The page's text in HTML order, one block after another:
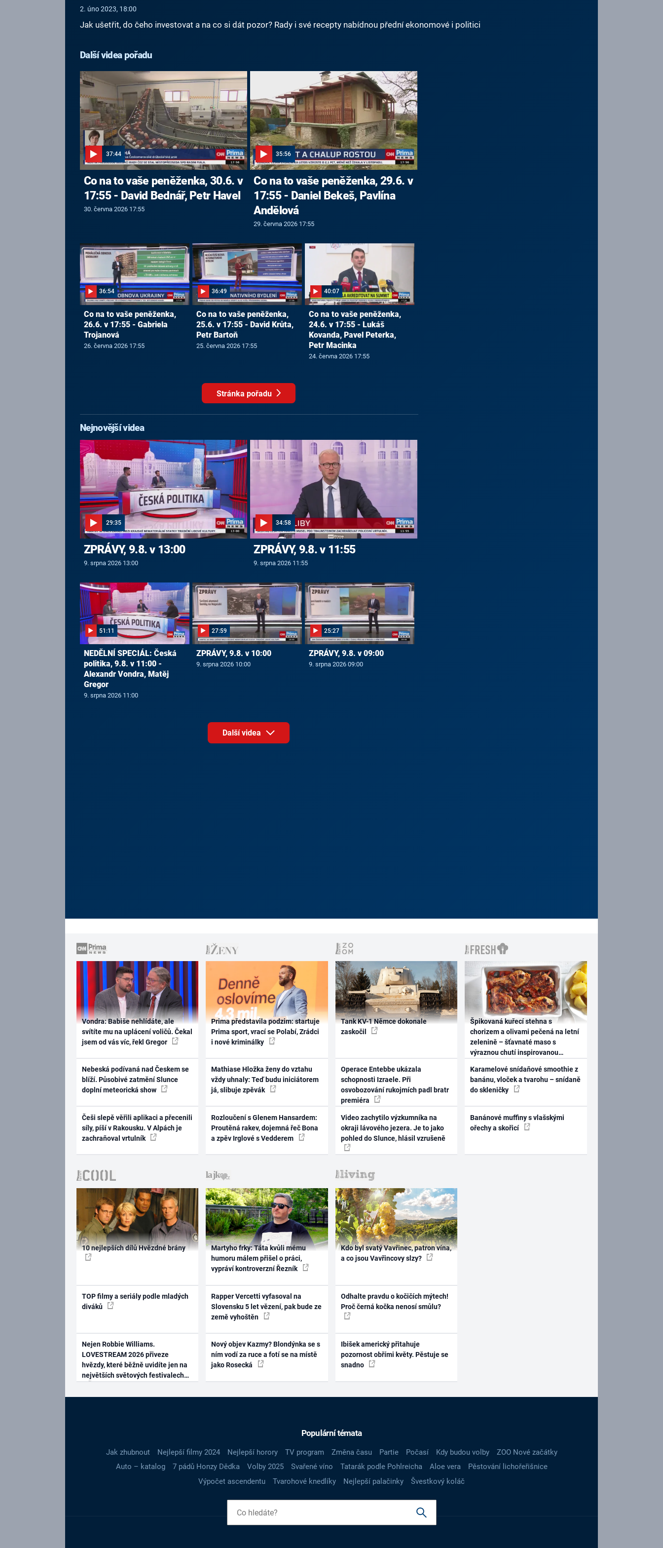
2. úno 2023, 18:00
Jak ušetřit, do čeho investovat a na co si dát pozor? Rady i své recepty nabídnou přední ekonomové i politici
Další videa pořadu
37:44
Co na to vaše peněženka, 30.6. v
17:55 - David Bednář, Petr Havel
30. června 2026 17:55
35:56
Co na to vaše peněženka, 29.6. v
17:55 - Daniel Bekeš, Pavlína
Andělová
29. června 2026 17:55
36:54
Co na to vaše peněženka,
26.6. v 17:55 - Gabriela
Trojanová
26. června 2026 17:55
36:49
Co na to vaše peněženka,
25.6. v 17:55 - David Krůta,
Petr Bartoň
25. června 2026 17:55
40:07
Co na to vaše peněženka,
24.6. v 17:55 - Lukáš
Kovanda, Pavel Peterka,
Petr Macinka
24. června 2026 17:55
Stránka pořadu
Nejnovější videa
29:35
ZPRÁVY, 9.8. v 13:00
9. srpna 2026 13:00
34:58
ZPRÁVY, 9.8. v 11:55
9. srpna 2026 11:55
51:11
NEDĚLNÍ SPECIÁL: Česká
politika, 9.8. v 11:00 -
Alexandr Vondra, Matěj
Gregor
9. srpna 2026 11:00
27:59
ZPRÁVY, 9.8. v 10:00
9. srpna 2026 10:00
25:27
ZPRÁVY, 9.8. v 09:00
9. srpna 2026 09:00
Další videa
Vondra: Babiše nehlídáte, ale
svítíte mu na uplácení voličů. Čekal
jsem od vás víc, řekl Gregor
Nebeská podívaná nad Českem se
blíží. Působivé zatmění Slunce
doplní meteorická show
Češi slepě věřili aplikaci a přecenili
síly, píší v Rakousku. V Alpách je
zachraňoval vrtulník
Prima představila podzim: startuje
Prima sport, vrací se Polabí, Zrádci
i nové kriminálky
Mathiase Hložka ženy do vztahu
vždy uhnaly: Teď budu iniciátorem
já, slibuje zpěvák
Rozloučení s Glenem Hansardem:
Proutěná rakev, dojemná řeč Bona
a zpěv Irglové s Vedderem
Tank KV-1 Němce dokonale
zaskočil
Operace Entebbe ukázala
schopnosti Izraele. Při
osvobozování rukojmích padl bratr
premiéra
Video zachytilo výzkumníka na
okraji lávového jezera. Je to jako
pohled do Slunce, hlásil vzrušeně
Špikovaná kuřecí stehna s
chorizem a olivami pečená na letní
zelenině – šťavnaté maso s
výraznou chutí inspirovanou
Karamelové snídaňové smoothie z
banánu, vloček a tvarohu – snídaně
do skleničky
Banánové muffiny s vlašskými
ořechy a skořicí
10 nejlepších dílů Hvězdné brány
TOP filmy a seriály podle mladých
diváků
Nejen Robbie Williams.
LOVESTREAM 2026 přiveze
hvězdy, které běžně uvidíte jen na
největších světových festivalech
Martyho frky: Táta kvůli mému
humoru málem přišel o práci,
vypráví kontroverzní Řezník
Rapper Vercetti vyfasoval na
Slovensku 5 let vězení, pak bude ze
země vyhoštěn
Nový objev Kazmy? Blondýnka se s
ním vodí za ruce a fotí se na místě
jako Rosecká
Kdo byl svatý Vavřinec, patron vína,
a co jsou Vavřincovy slzy?
Odhalte pravdu o kočičích mýtech!
Proč černá kočka nenosí smůlu?
Ibišek americký přitahuje
pozornost obřími květy. Pěstuje se
snadno
Populární témata
Jak zhubnout Nejlepší filmy 2024 Nejlepší horory TV program Změna času Partie Počasí Kdy budou volby
ZOO Nové začátky
Auto – katalog
7 pádů Honzy Dědka Volby 2025 Svařené víno Tatarák podle Pohlreicha Aloe vera
Pěstování lichořeřišnice
Výpočet ascendentu
Tvarohové knedlíky Nejlepší palačinky Švestkový koláč